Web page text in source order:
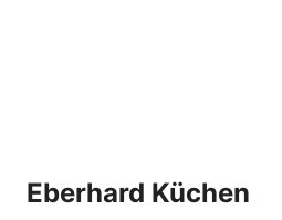
Eberhard Küchen